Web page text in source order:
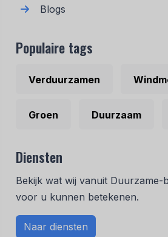
Blogs
Populaire tags
Verduurzamen
Groen Duurzaam
Diensten
Bekijk wat wij vanuit Duurzame-
voor u kunnen betekenen.
Naar diensten